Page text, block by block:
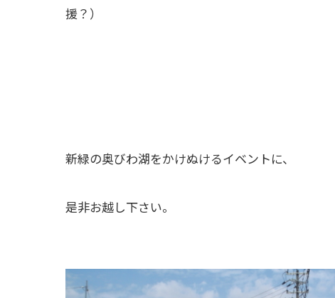
援？）
新緑の奥びわ湖をかけぬけるイベントに、
是非お越し下さい。